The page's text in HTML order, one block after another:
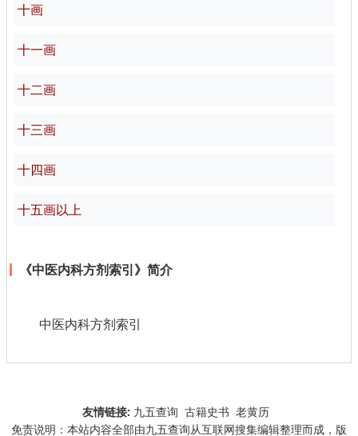
十画
十一画
十二画
十三画
十四画
十五画以上
《中医内科方剂索引》简介
中医内科方剂索引
友情链接: 九五查询 古籍史书 老黄历
免责说明：本站内容全部由九五查询从互联网搜集编辑整理而成，版